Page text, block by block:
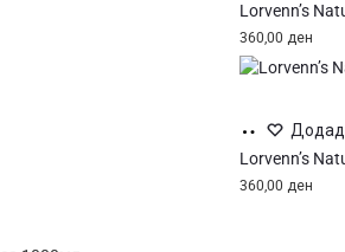
кошница
Lorvenn’s
360,00 ден
Додај
кошница
Lorvenn’s
360,00 ден